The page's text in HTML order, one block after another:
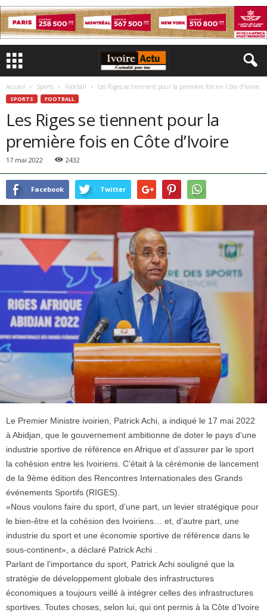
Accueil Sports Football Les Riges se tiennent pour la première fois en Côte d’Ivoire
SPORTS FOOTBALL
Les Riges se tiennent pour la
première fois en Côte d’Ivoire
17 mai 2022 2432
Facebook Twitter
Le Premier Ministre ivoirien, Patrick Achi, a indiqué le 17 mai 2022
à Abidjan, que le gouvernement ambitionne de doter le pays d’une
industrie sportive de référence en Afrique et d’assurer par le sport
la cohésion entre les Ivoiriens. C’était à la cérémonie de lancement
de la 9ème édition des Rencontres Internationales des Grands
événements Sportifs (RIGES).
«Nous voulons faire du sport, d’une part, un levier stratégique pour
le bien-être et la cohésion des Ivoiriens… et, d’autre part, une
industrie du sport et une économie sportive de référence dans le
sous-continent», a déclaré Patrick Achi .
Parlant de l’importance du sport, Patrick Achi souligné que la
stratégie de développement globale des infrastructures
économiques a toujours veillé à intégrer celles des infrastructures
sportives. Toutes choses, selon lui, qui ont permis à la Côte d’Ivoire